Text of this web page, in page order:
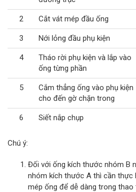
2 Cắt vát mép đầu ống
3 Nới lỏng đầu phụ kiện
4
Tháo rời phụ kiện và lắp vào
ống từng phần
5
Cắm thẳng ống vào phụ kiện
cho đến gờ chặn trong
6 Siết nắp chụp
Chú ý:
Đối với ống kích thước nhóm B
nhóm kích thước A thì cần thực
mép ống để dễ dàng trong